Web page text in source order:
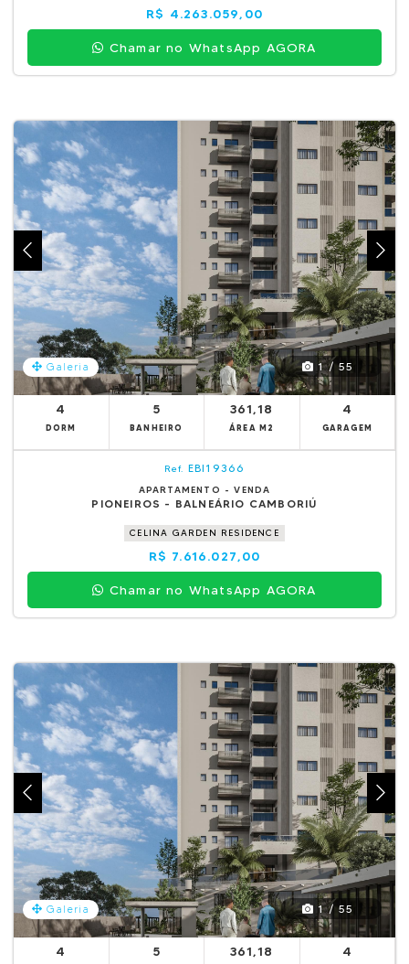
R$ 4.263.059,00
Chamar no WhatsApp AGORA
Galeria 1 / 55
4
DORM
5
BANHEIRO
361,18
ÁREA M2
4
GARAGEM
Ref. EBI19366
APARTAMENTO - VENDA
PIONEIROS - BALNEÁRIO CAMBORIÚ
CELINA GARDEN RESIDENCE
R$ 7.616.027,00
Chamar no WhatsApp AGORA
Galeria 1 / 55
4 5 361,18 4